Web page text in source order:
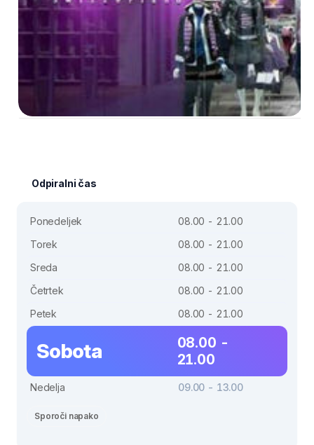
Odpiralni čas
Ponedeljek
08.00 - 21.00
Torek
08.00 - 21.00
Sreda
08.00 - 21.00
Četrtek
08.00 - 21.00
Petek
08.00 - 21.00
Sobota
08.00 -
21.00
Nedelja 09.00 - 13.00
Sporoči napako